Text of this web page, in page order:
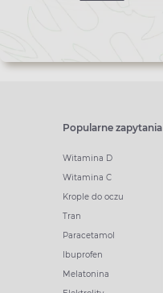
Popularne zapytania
Witamina D
Witamina C
Krople do oczu
Tran
Paracetamol
Ibuprofen
Melatonina